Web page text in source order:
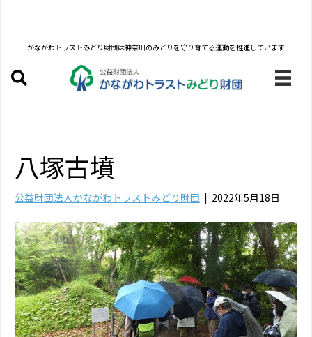
かながわトラストみどり財団は神奈川のみどりを守り育てる運動を推進しています
八塚古墳
公益財団法人かながわトラストみどり財団 | 2022年5月18日